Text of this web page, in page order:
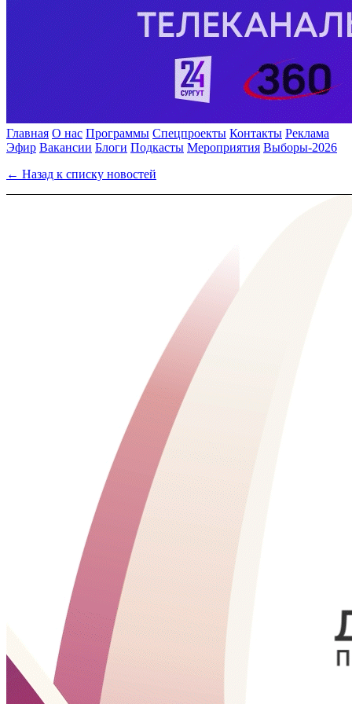
Главная О нас Программы Спецпроекты Контакты Реклама
Эфир Вакансии Блоги Подкасты Мероприятия Выборы-2026
← Назад к списку новостей